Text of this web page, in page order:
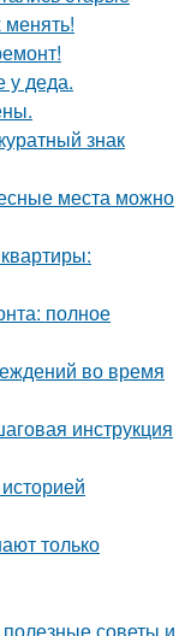
у деда.
знак
места можно
полное
во время
инструкция
только
советы и